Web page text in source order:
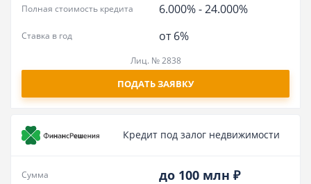
6.000%-24.000%
Полная стоимость кредита
от 6%
Ставка в год
Лиц. № 2838
ПОДАТЬ ЗАЯВКУ
Кредит под залог недвижимости
до 100 млн ₽
Сумма